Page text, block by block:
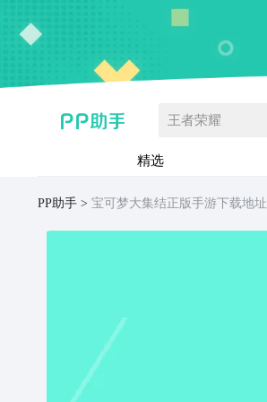
王者荣耀
精选
PP助手 宝可梦大集结正版手游下载地址